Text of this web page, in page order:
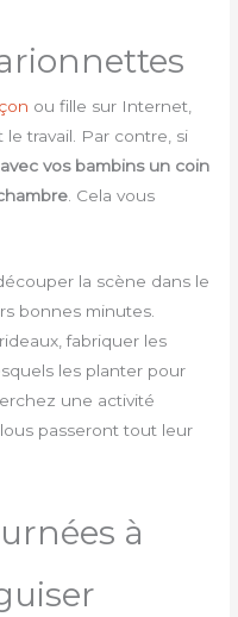
ou fille sur Internet,
travail. Par contre, si
vos bambins un coin
. Cela vous
la scène dans le
bonnes minutes.
fabriquer les
les planter pour
une activité
passeront tout leur
à